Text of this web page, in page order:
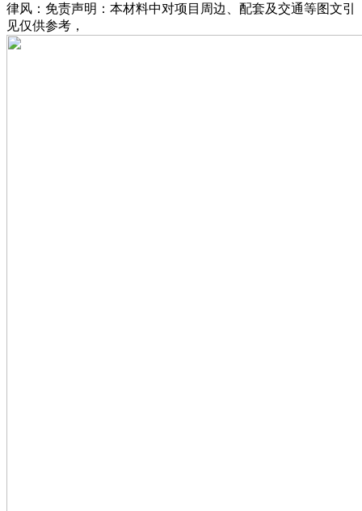
律风：免责声明：本材料中对项目周边、配套及交通等图文引
见仅供参考，